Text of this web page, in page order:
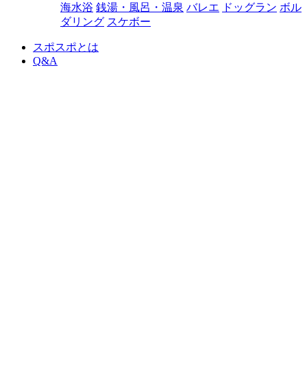
海水浴 銭湯・風呂・温泉 バレエ ドッグラン ボル
ダリング スケボー
スポスポとは
Q&A